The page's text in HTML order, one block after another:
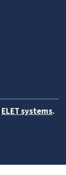
ELET systems.